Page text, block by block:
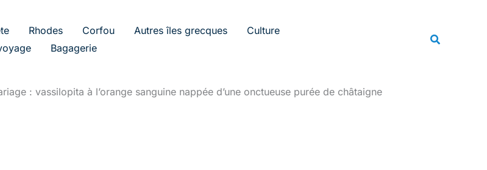
Rhodes Corfou Autres îles grecques
Culture
Bagagerie
: vassilopita à l’orange sanguine nappée d’une onctueuse purée de châtaigne